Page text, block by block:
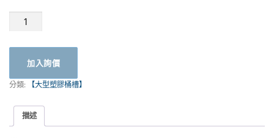
輸
桶
加入詢價
分類: 【大型塑膠桶槽】
描述